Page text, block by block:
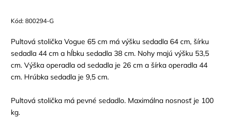
Kód: 800294-G
Pultová stolička Vogue 65 cm má výšku sedadla 64 cm, šírku
sedadla 44 cm a hĺbku sedadla 38 cm. Nohy majú výšku 53,5
cm. Výška operadla od sedadla je 26 cm a šírka operadla 44
cm. Hrúbka sedadla je 9,5 cm.
Pultová stolička má pevné sedadlo. Maximálna nosnosť je 100
kg.